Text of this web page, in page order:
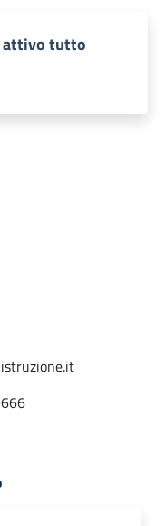
attivo tutto